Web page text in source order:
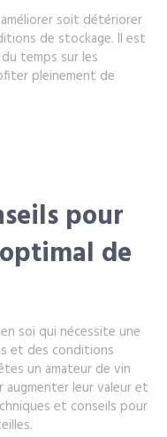
soit détériorer
de stockage. Il est
temps sur les
pleinement de
pour
de
soi qui nécessite une
et des conditions
un amateur de vin
leur valeur et
et conseils pour